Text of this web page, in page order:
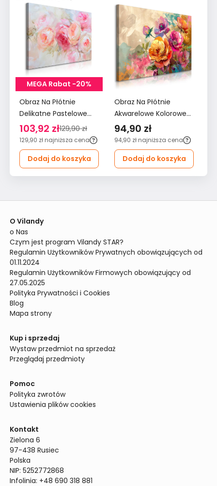
MEGA Rabat -20%
Obraz Na Płótnie
Delikatne Pastelowe
Różowe Kwiaty 120x80
Do Salonu
103,92 zł129,90 zł
129,90 zł najniższa cena
Dodaj do koszyka
Obraz Na Płótnie
Akwarelowe Kolorowe
Kwiaty 90x60 Natura
do Salonu
94,90 zł
94,90 zł najniższa cena
Dodaj do koszyka
O Vilandy
o Nas
Czym jest program Vilandy STAR?
Regulamin Użytkowników Prywatnych obowiązujących od
01.11.2024
Regulamin Użytkowników Firmowych obowiązujący od
27.05.2025
Polityka Prywatności i Cookies
Blog
Mapa strony
Kup i sprzedaj
Wystaw przedmiot na sprzedaż
Przeglądaj przedmioty
Pomoc
Polityka zwrotów
Ustawienia plików cookies
Kontakt
Zielona 6
97-438 Rusiec
Polska
NIP: 5252772868
Infolinia: +48 690 318 881